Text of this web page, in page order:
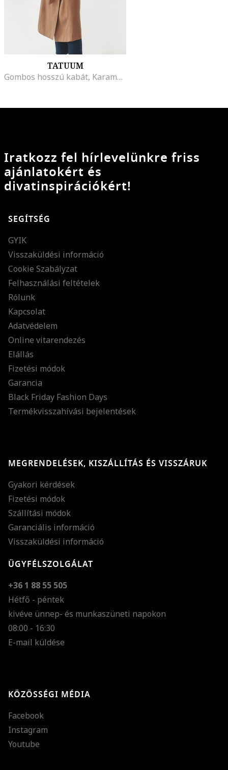
TATUUM
Gombos hosszú kabát, Karamellbarna
Iratkozz fel hírlevelünkre friss
ajánlatokért és
divatinspirációkért!
SEGÍTSÉG
GYIK
Visszaküldési információ
Cookie Szabályzat
Felhasználási feltételek
Rólunk
Kapcsolat
Adatvédelem
Online vitarendezés
Elállás
Fizetési módok
Garancia
Black Friday Fashion Days
Termékvisszahívási bejelentések
MEGRENDELÉSEK, KISZÁLLÍTÁS ÉS VISSZÁRUK
Gyakori kérdések
Fizetési módok
Szállítási módok
Garanciális információ
Visszaküldési információ
ÜGYFÉLSZOLGÁLAT
+36 1 88 55 505
Hétfő - péntek
kivéve ünnep- és munkaszüneti napokon
08:00 - 16:30
E-mail küldése
KÖZÖSSÉGI MÉDIA
Facebook
Instagram
Youtube